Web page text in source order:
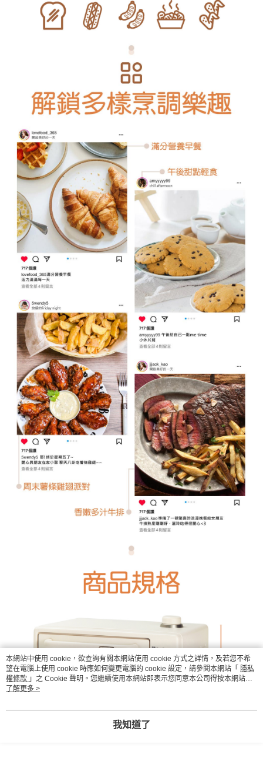
本網站中使用 cookie，欲查詢有關本網站使用 cookie 方式之詳情，及若您不希
望在電腦上使用 cookie 時應如何變更電腦的 cookie 設定，請參閱本網站「 隱私
權條款 」之 Cookie 聲明。您繼續使用本網站即表示您同意本公司得按本網站使
用條款之 Cookie 聲明使用 cookie。
了解更多 >
我知道了